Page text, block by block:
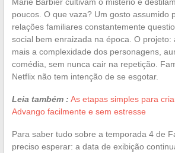
poucos. O que vaza? Um gosto assumido
relações familiares constantemente
social bem enraizada na época. O projeto:
mais a complexidade dos personagens,
comédia, sem nunca cair na repetição.
Netflix não tem intenção de se esgotar.
Leia também : As etapas simples para
Advango facilmente e sem estresse
Para saber tudo sobre a temporada 4 de
preciso esperar: a data de exibição